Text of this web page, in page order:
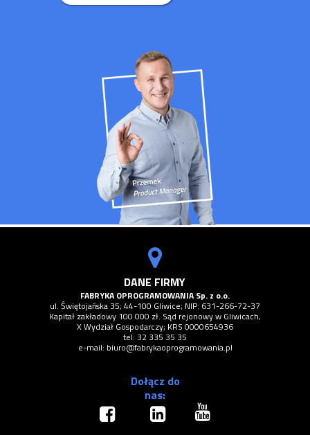
FABRYKA OPROGRAMOWANIA Sp. z o.o.
ul. Świętojańska 35; 44-100 Gliwice; NIP: 631-266-72-37
Kapitał zakładowy 100 000 zł. Sąd rejonowy w Gliwicach,
X Wydział Gospodarczy; KRS 0000654936
tel: 32 335 35 35
e-mail: biuro@fabrykaoprogramowania.pl
DANE FIRMY
Dołącz do
nas: